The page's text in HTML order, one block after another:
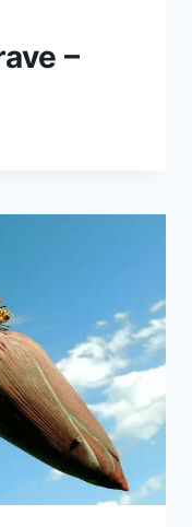
–